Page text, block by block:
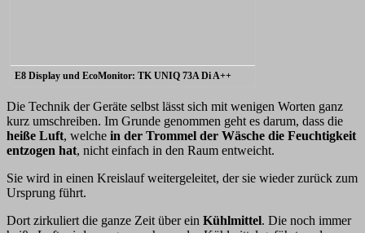
E8 Display und EcoMonitor: TK UNIQ 73A Di A++
Die Technik der Geräte selbst lässt sich mit wenigen Worten ganz
kurz umschreiben. Im Grunde genommen geht es darum, dass die
heiße Luft, welche in der Trommel der Wäsche die Feuchtigkeit
entzogen hat, nicht einfach in den Raum entweicht.
Sie wird in einen Kreislauf weitergeleitet, der sie wieder zurück zum
Ursprung führt.
Dort zirkuliert die ganze Zeit über ein Kühlmittel. Die noch immer